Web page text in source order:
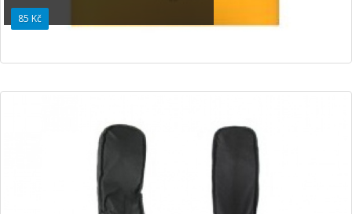
85 Kč